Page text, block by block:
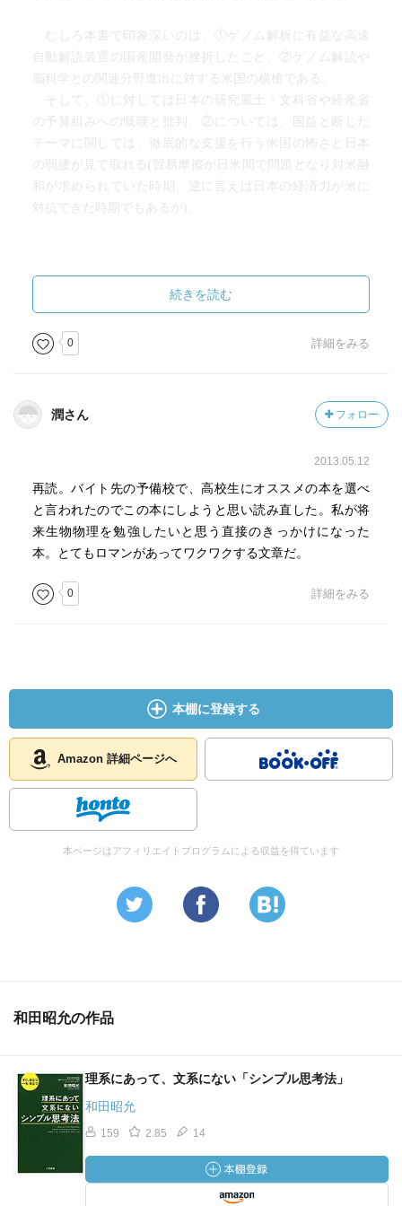
むしろ本書で印象深いのは、①ゲノム解析に有益な高速
自動解読装置の国産開発が挫折したこと、②ゲノム解読や
脳科学との関連分野進出に対する米国の横槍である。
そして、①に対しては日本の研究風土・文科省や経産省
の予算組みへの慨嘆と批判、②については、国益と断じた
テーマに関しては、徹底的な支援を行う米国の怖さと日本
の弱腰が見て取れる(貿易摩擦が日米間で問題となり対米融
和が求められていた時期、逆に言えば日本の経済力が米に
対抗できた時期でもあるが)。
続きを読む
0 詳細をみる
潤さん フォロー
2013.05.12
再読。バイト先の予備校で、高校生にオススメの本を選べ
と言われたのでこの本にしようと思い読み直した。私が将
来生物物理を勉強したいと思う直接のきっかけになった
本。とてもロマンがあってワクワクする文章だ。
0 詳細をみる
本棚に登録する
Amazon 詳細ページへ
本ページはアフィリエイトプログラムによる収益を得ています
和田昭允の作品
理系にあって、文系にない「シンプル思考法」
和田昭允
159 2.85 14